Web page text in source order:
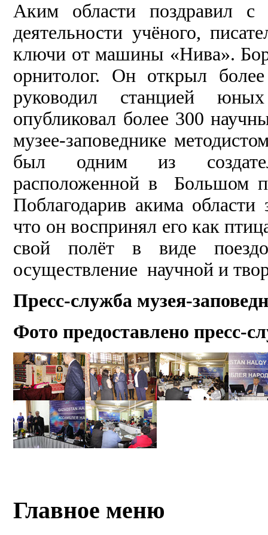
Аким области поздравил
деятельности учёного,
ключи от машины «Нива».
орнитолог. Он открыл
руководил станцией
опубликовал более 300
музее-заповеднике
был одним из
расположенной в Большом
Поблагодарив акима
что он воспринял его как
свой полёт в виде
осуществление научной и
Пресс-служба музея-
Фото предоставлено пресс-
Главное меню